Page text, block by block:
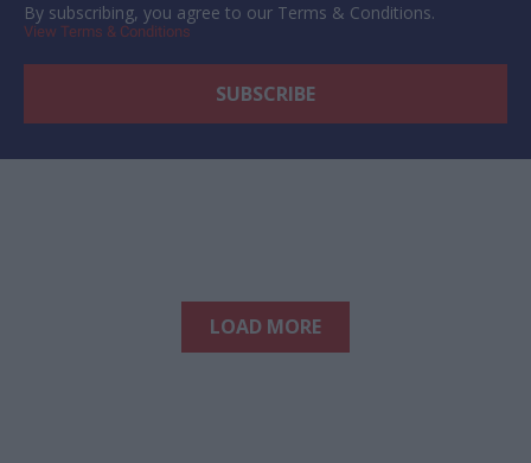
By subscribing, you agree to our Terms & Conditions.
View Terms & Conditions
LOAD MORE